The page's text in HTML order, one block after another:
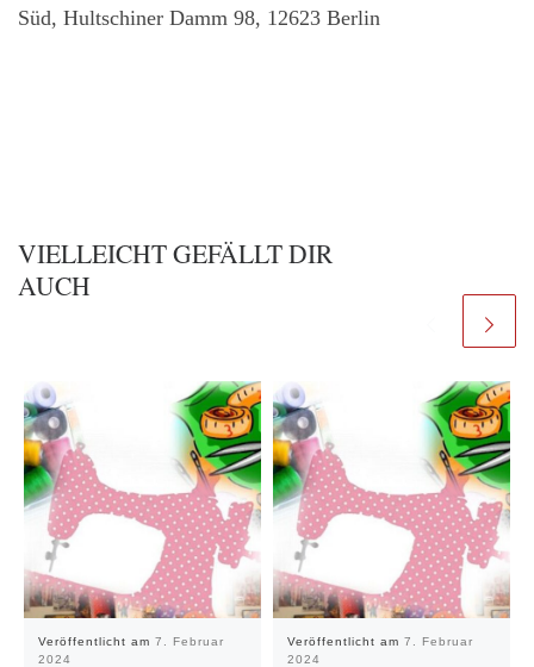
Süd, Hultschiner Damm 98, 12623 Berlin
VIELLEICHT GEFÄLLT DIR
AUCH
Veröffentlicht am 7. Februar
2024
Veröffentlicht am 7. Februar
2024